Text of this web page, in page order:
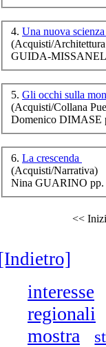
4. Una nuova
(Acquisti/Architettura
GUIDA-
5. Gli occhi sulla
(Acquisti/Collana
Domenico DIMASE
6. La crescenda
(Acquisti/Narrativa)
Nina GUARINO pp.
<<
[Indietro]
interesse
regionali
mostra